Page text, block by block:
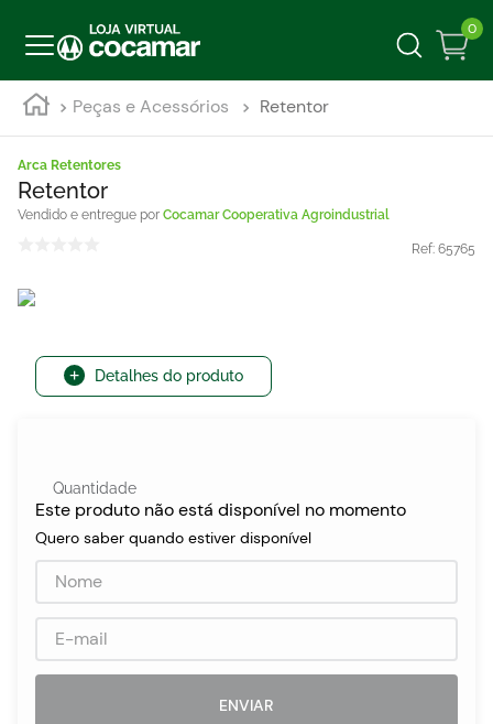
0
Peças e Acessórios Retentor
Arca Retentores
Retentor
Cocamar Cooperativa Agroindustrial
Ref: 65765
Detalhes do produto
Quantidade
Este produto não está disponível no momento
Quero saber quando estiver disponível
ENVIAR